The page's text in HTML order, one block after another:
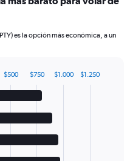
es la opción más económica, a un
$500 $750 $1.000 $1.250